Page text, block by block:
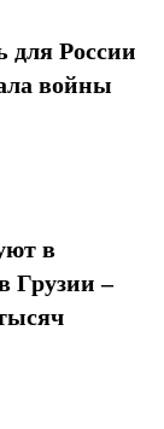
для России
войны
в
Грузии –